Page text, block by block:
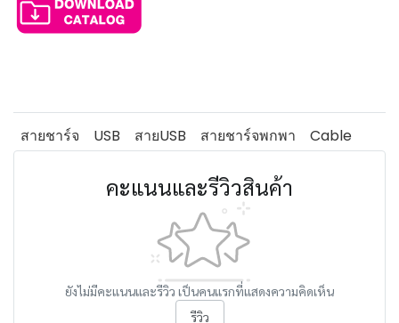
สายชาร์จ USB สายUSB สายชาร์จพกพา Cable
คะแนนและรีวิวสินค้า
ยังไม่มีคะแนนและรีวิว เป็นคนแรกที่แสดงความคิดเห็น
รีวิว